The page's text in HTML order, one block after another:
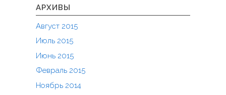
АРХИВЫ
Август 2015
Июль 2015
Июнь 2015
Февраль 2015
Ноябрь 2014